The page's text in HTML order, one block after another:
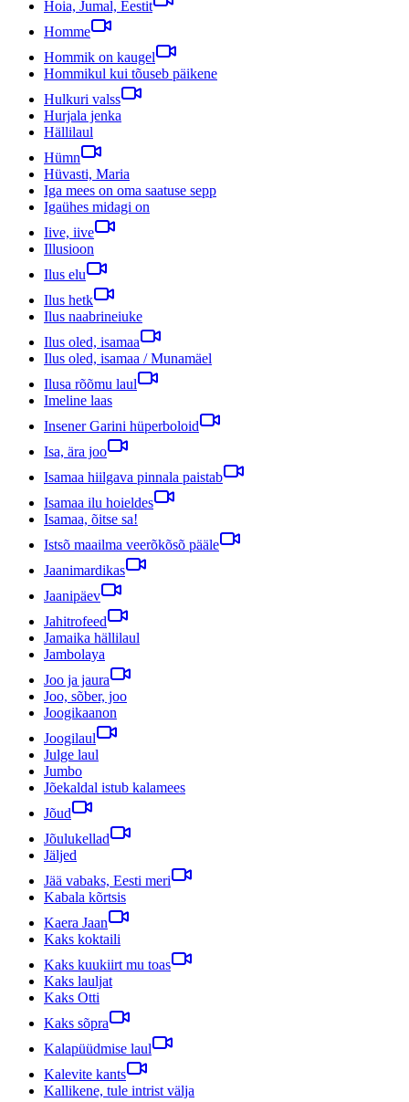
Hoia, Jumal, Eestit
Homme
Hommik on kaugel
Hommikul kui tõuseb päikene
Hulkuri valss
Hurjala jenka
Hällilaul
Hümn
Hüvasti, Maria
Iga mees on oma saatuse sepp
Igaühes midagi on
Iive, iive
Illusioon
Ilus elu
Ilus hetk
Ilus naabrineiuke
Ilus oled, isamaa
Ilus oled, isamaa / Munamäel
Ilusa rõõmu laul
Imeline laas
Insener Garini hüperboloid
Isa, ära joo
Isamaa hiilgava pinnala paistab
Isamaa ilu hoieldes
Isamaa, õitse sa!
Istsõ maailma veerõkõsõ pääle
Jaanimardikas
Jaanipäev
Jahitrofeed
Jamaika hällilaul
Jambolaya
Joo ja jaura
Joo, sõber, joo
Joogikaanon
Joogilaul
Julge laul
Jumbo
Jõekaldal istub kalamees
Jõud
Jõulukellad
Jäljed
Jää vabaks, Eesti meri
Kabala kõrtsis
Kaera Jaan
Kaks koktaili
Kaks kuukiirt mu toas
Kaks lauljat
Kaks Otti
Kaks sõpra
Kalapüüdmise laul
Kalevite kants
Kallikene, tule intrist välja